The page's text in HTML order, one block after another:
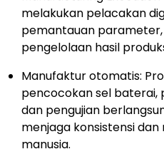
melakukan pelacakan
pemantauan parameter,
pengelolaan hasil
Manufaktur otomatis:
pencocokan sel baterai,
dan pengujian
menjaga konsistensi
manusia.